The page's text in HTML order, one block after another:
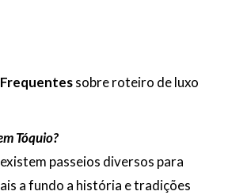
sobre roteiro de luxo
Tóquio?
passeios diversos para
a fundo a história e tradições